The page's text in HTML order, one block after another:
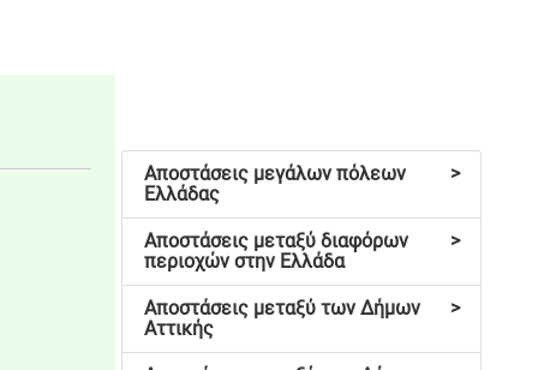
>
Αποστάσεις μεγάλων πόλεων
Ελλάδας
>
Αποστάσεις μεταξύ διαφόρων
περιοχών στην Ελλάδα
>
Αποστάσεις μεταξύ των Δήμων
Αττικής